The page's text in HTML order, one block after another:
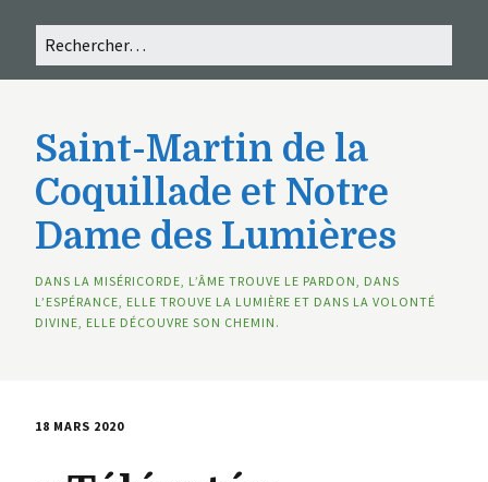
Saint-Martin de la
Coquillade et Notre
Dame des Lumières
DANS LA MISÉRICORDE, L’ÂME TROUVE LE PARDON, DANS
L’ESPÉRANCE, ELLE TROUVE LA LUMIÈRE ET DANS LA VOLONTÉ
DIVINE, ELLE DÉCOUVRE SON CHEMIN.
18 MARS 2020